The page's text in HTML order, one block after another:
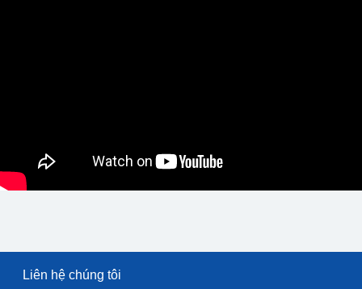
Liên hệ chúng tôi